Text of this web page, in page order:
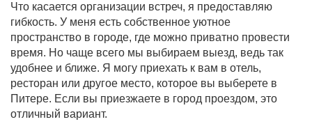
Что касается организации встреч, я предоставляю
гибкость. У меня есть собственное уютное
пространство в городе, где можно приватно провести
время. Но чаще всего мы выбираем выезд, ведь так
удобнее и ближе. Я могу приехать к вам в отель,
ресторан или другое место, которое вы выберете в
Питере. Если вы приезжаете в город проездом, это
отличный вариант.